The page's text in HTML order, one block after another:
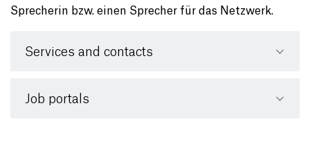
Sprecherin bzw. einen Sprecher für das Netzwerk.
Services and contacts
Job portals